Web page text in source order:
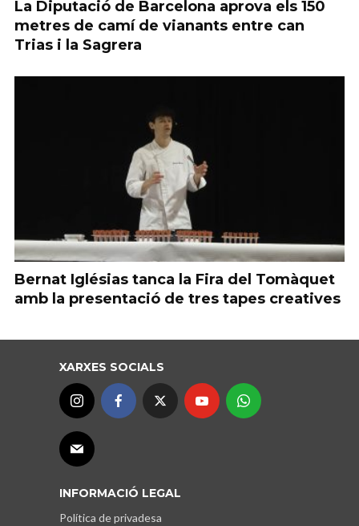
La Diputació de Barcelona aprova els 150
metres de camí de vianants entre can
Trias i la Sagrera
Bernat Iglésias tanca la Fira del Tomàquet
amb la presentació de tres tapes creatives
XARXES SOCIALS
INFORMACIÓ LEGAL
Política de privadesa